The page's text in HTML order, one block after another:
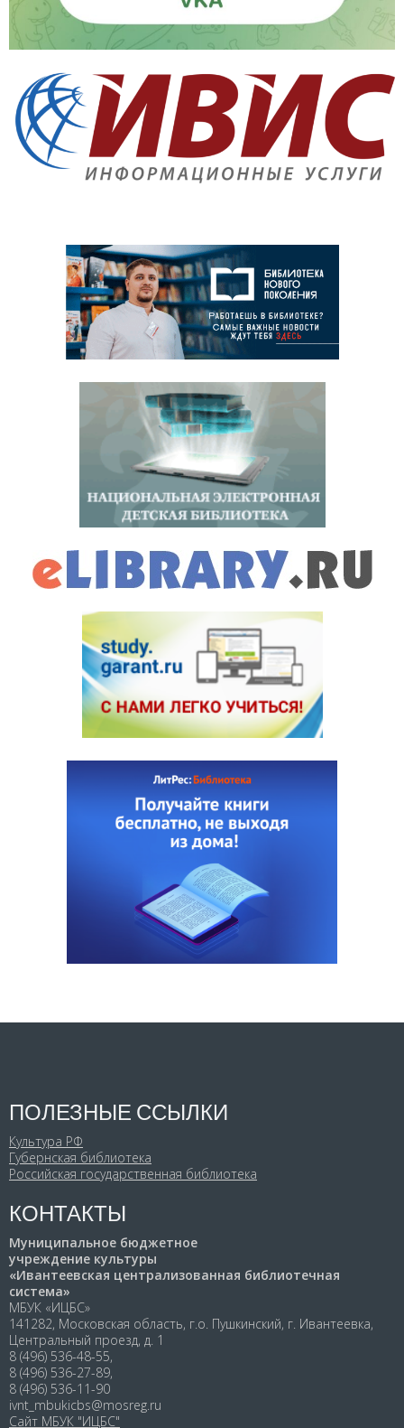
ПОЛЕЗНЫЕ ССЫЛКИ
Культура РФ
Губернская библиотека
Российская государственная библиотека
КОНТАКТЫ
Муниципальное бюджетное
учреждение культуры
«Ивантеевская централизованная библиотечная
система»
МБУК «ИЦБС»
141282, Московская область, г.о. Пушкинский, г. Ивантеевка,
Центральный проезд, д. 1
8 (496) 536-48-55,
8 (496) 536-27-89,
8 (496) 536-11-90
ivnt_mbukicbs@mosreg.ru
Сайт МБУК "ИЦБС"